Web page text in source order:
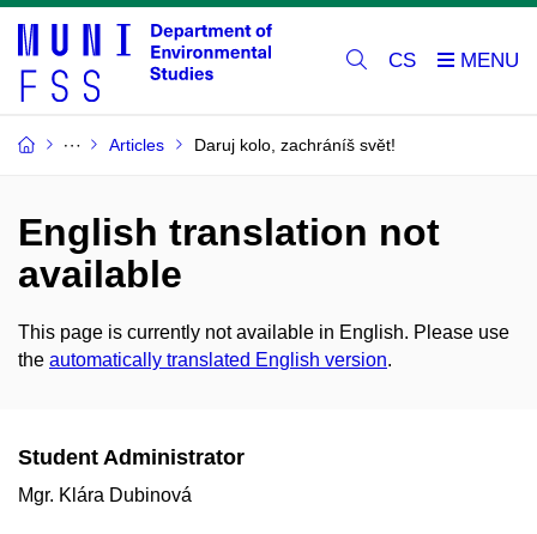
CS
Articles Daruj kolo, zachráníš svět!
English translation not
available
This page is currently not available in English. Please use
the automatically translated English version.
Student Administrator
Mgr. Klára Dubinová